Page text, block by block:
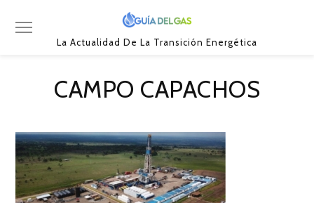
La Actualidad De La Transición Energética
CAMPO CAPACHOS